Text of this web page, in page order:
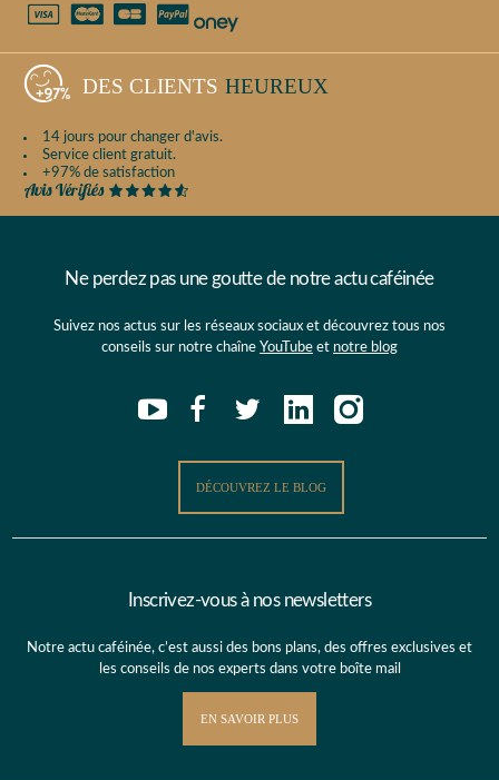
DES CLIENTS HEUREUX
14 jours pour changer d'avis.
Service client gratuit.
+97% de satisfaction
Ne perdez pas une goutte de notre actu caféinée
Suivez nos actus sur les réseaux sociaux et découvrez tous nos
conseils sur notre chaîne YouTube et notre blog
DÉCOUVREZ LE BLOG
Inscrivez-vous à nos newsletters
Notre actu caféinée, c’est aussi des bons plans, des offres exclusives et
les conseils de nos experts dans votre boîte mail
EN SAVOIR PLUS